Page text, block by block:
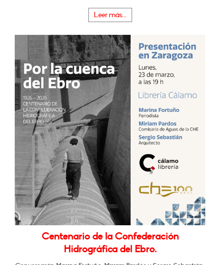
Leer más...
Centenario de la Confederación
Hidrográfica del Ebro.